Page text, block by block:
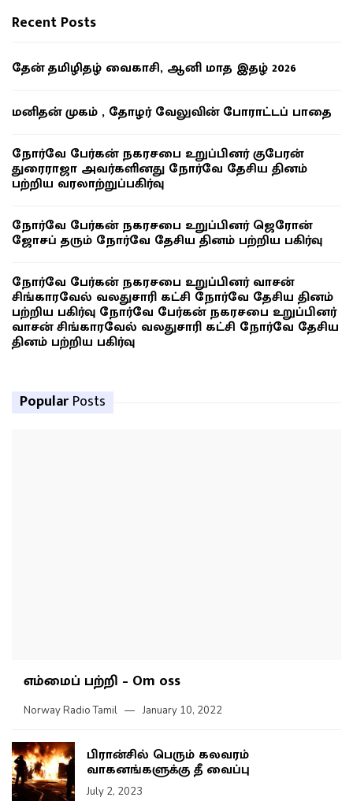
Recent Posts
தேன் தமிழிதழ் வைகாசி, ஆனி மாத இதழ் 2026
மனிதன் முகம் , தோழர் வேலுவின் போராட்டப் பாதை
நோர்வே பேர்கன் நகரசபை உறுப்பினர் குபேரன்
துரைராஜா அவர்களினது நோர்வே தேசிய தினம்
பற்றிய வரலாற்றுப்பகிர்வு
நோர்வே பேர்கன் நகரசபை உறுப்பினர் ஜெரோன்
ஜோசப் தரும் நோர்வே தேசிய தினம் பற்றிய பகிர்வு
நோர்வே பேர்கன் நகரசபை உறுப்பினர் வாசன்
சிங்காரவேல் வலதுசாரி கட்சி நோர்வே தேசிய தினம்
பற்றிய பகிர்வு நோர்வே பேர்கன் நகரசபை உறுப்பினர்
வாசன் சிங்காரவேல் வலதுசாரி கட்சி நோர்வே தேசிய
தினம் பற்றிய பகிர்வு
Popular Posts
எம்மைப் பற்றி – Om oss
Norway Radio Tamil January 10, 2022
பிரான்சில் பெரும் கலவரம்
வாகனங்களுக்கு தீ வைப்பு
July 2, 2023